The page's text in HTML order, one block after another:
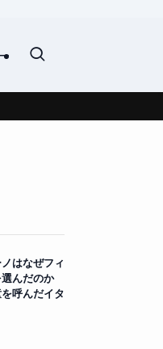
はなぜフィ
んだのか
呼んだイタ